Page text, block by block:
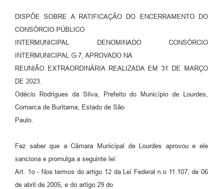
Holerite online
Meio Ambiente
SIAFIC
Arquivos para Download
DISPÕE SOBRE A RATIFICAÇÃO DO ENCERRAMENTO DO
CONSÓRCIO PÚBLICO
INTERMUNICIPAL DENOMINADO CONSÓRCIO
INTERMUNICIPAL G-7, APROVADO NA
REUNIÃO EXTRAORDINÁRIA REALIZADA EM 31 DE MARÇO
DE 2023.
Odécio Rodrigues da Silva, Prefeito do Município de Lourdes,
Comarca de Buritama, Estado de São
Paulo.
Faz saber que a Câmara Municipal de Lourdes aprovou e ele
sanciona e promulga a seguinte lei:
Art. 1o - Nos termos do artigo 12 da Lei Federal n.o 11.107, de 06
de abril de 2005, e do artigo 29 do